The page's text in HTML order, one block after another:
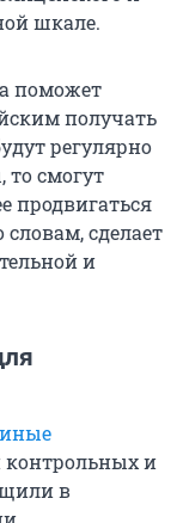
шкале.
поможет
получать
регулярно
смогут
продвигаться
словам, сделает
и
контрольных и
в